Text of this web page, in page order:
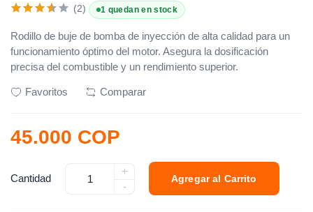
(2) 1 quedan en stock
Rodillo de buje de bomba de inyección de alta calidad para un
funcionamiento óptimo del motor. Asegura la dosificación
precisa del combustible y un rendimiento superior.
Favoritos Comparar
45.000 COP
Cantidad
+
-
Agregar al Carrito